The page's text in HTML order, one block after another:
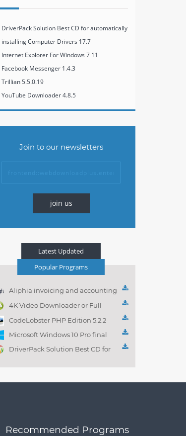
DriverPack Solution Best CD for automatically
installing Computer Drivers 17.7
Internet Explorer For Windows 7 11
Facebook Messenger 1.4.3
Trillian 5.5.0.19
YouTube Downloader 4.8.5
Join to our newsletters
join us
Latest Updated
Popular Programs
Aliphia invoicing and accounting
management 1.0.1
4K Video Downloader or Full
Playlist! 3.4.5.1525
CodeLobster PHP Edition 5.2.2
Microsoft Windows 10 Pro final
DriverPack Solution Best CD for
Recommended Programs